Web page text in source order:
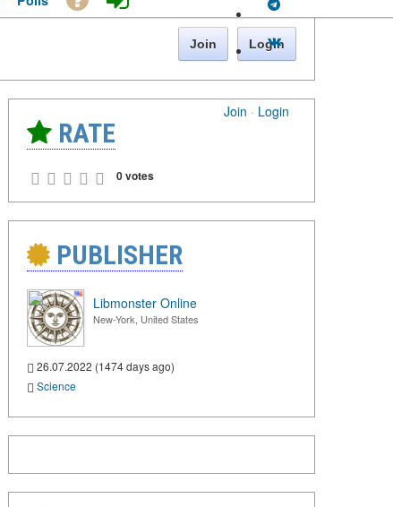
Join · Login
Join Login
RATE
0 votes
PUBLISHER
Libmonster Online
New-York, United States
26.07.2022 (1474 days ago)
Science